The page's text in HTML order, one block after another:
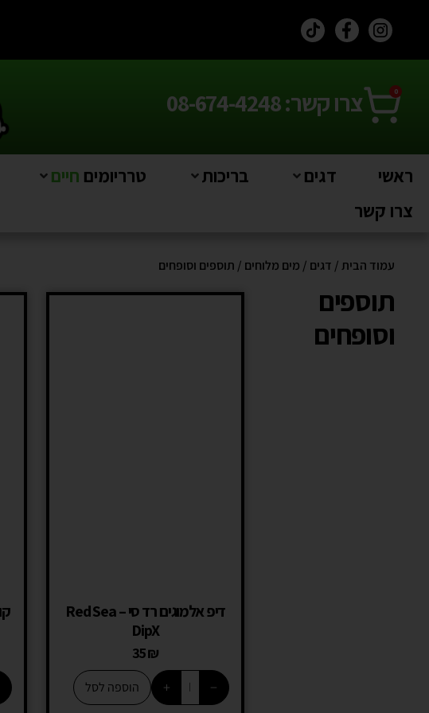
0 צרו קשר: 08-674-4248
ראשי דגים בריכות טרריומים חיים
צרו קשר
עמוד הבית/ דגים / מים מלוחים / תוספים וסופחים
תוספים
וסופחים
דיפ אלמוגים רד סי – Red Sea
DipX
35₪
−
+ הוספה לסל